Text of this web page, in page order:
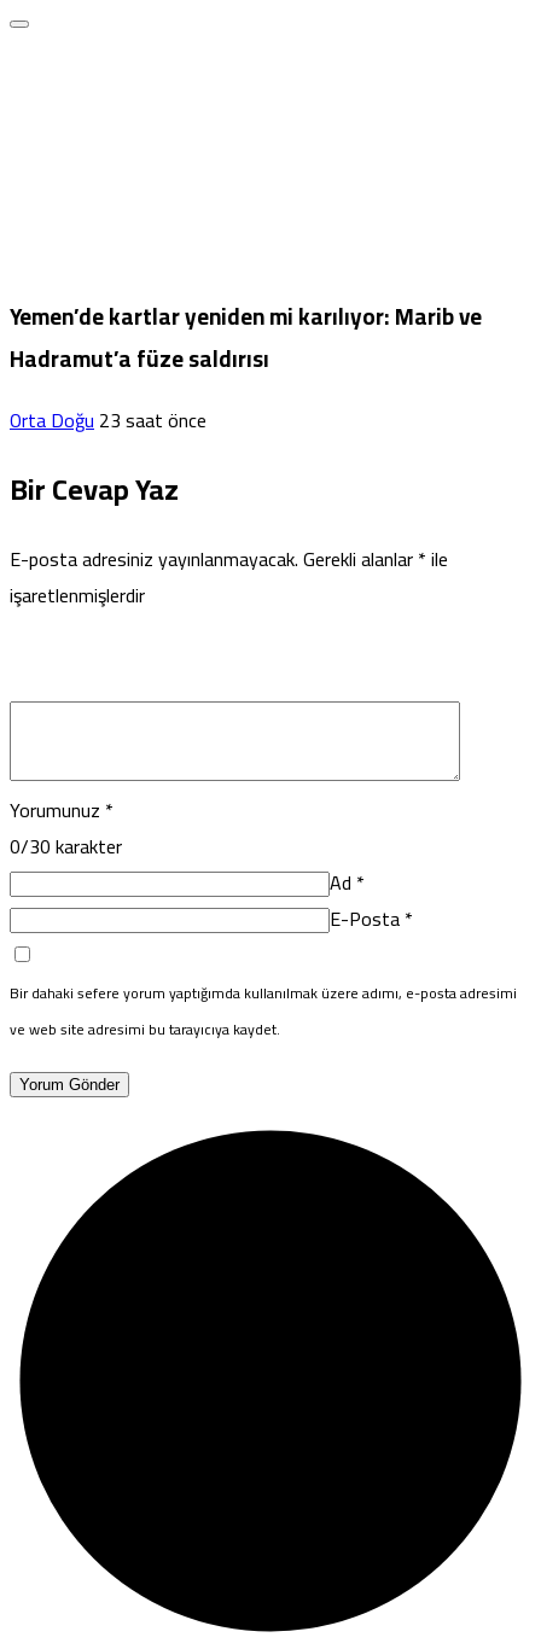
Yemen’de kartlar yeniden mi karılıyor: Marib ve
Hadramut’a füze saldırısı
Orta Doğu23 saat önce
Bir Cevap Yaz
E-posta adresiniz yayınlanmayacak.Gerekli alanlar*ile
işaretlenmişlerdir
Yorumunuz *
0/30 karakter
Ad *
E-Posta*
Bir dahaki sefere yorum yaptığımda kullanılmak üzere adımı, e-posta adresimi
ve web site adresimi bu tarayıcıya kaydet.
Yorum Gönder